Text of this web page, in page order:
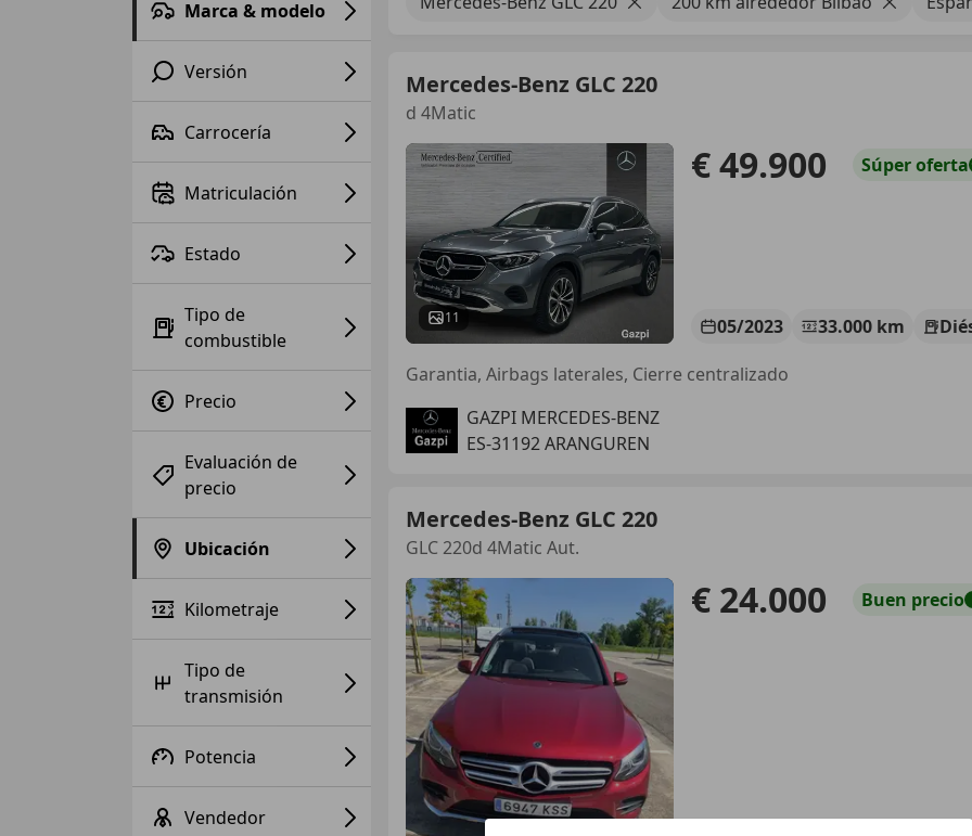
Marca & modelo
Versión
Carrocería
Matriculación
Estado
Tipo de
combustible
Precio
Evaluación de
precio
Ubicación
Kilometraje
Tipo de
transmisión
Potencia
Vendedor
Mercedes-Benz GLC 220
d 4Matic
11
€ 49.900 Súperoferta
05/2023 33.000 km
Garantia, Airbags laterales, Cierre centralizado
GAZPI MERCEDES-BENZ
ES-31192 ARANGUREN
Mercedes-Benz GLC 220
GLC 220d 4Matic Aut.
€ 24.000 Buen precio